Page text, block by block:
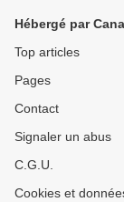
Hébergé par
Top articles
Pages
Contact
Signaler un abus
C.G.U.
Cookies et